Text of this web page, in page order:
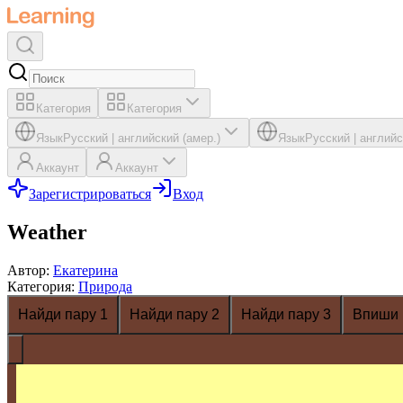
Категория Категория
ЯзыкРусский английский (амер.) ЯзыкРусский
Аккаунт Аккаунт
Зарегистрироваться Вход
Weather
Автор: Екатерина
Категория: Природа
Найди пару 1
Найди пару 2 Найди пару 3 Впиши